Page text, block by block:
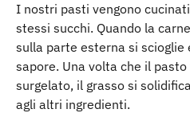
I nostri pasti vengono
stessi succhi. Quando la
sulla parte esterna si
sapore. Una volta che il
surgelato, il grasso si
agli altri ingredienti.